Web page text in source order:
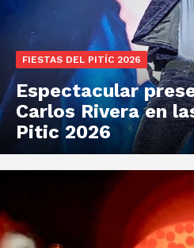
FIESTAS DEL PITÍC 2026
Espectacular
Carlos Rivera en
Pitic 2026